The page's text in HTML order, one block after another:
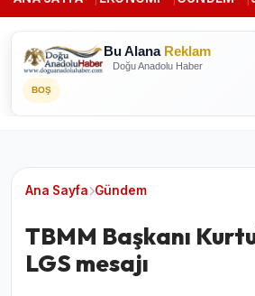
Bu Alana Reklam
Doğu Anadolu Haber
BOŞ
Ana Sayfa Gündem
TBMM Başkanı
LGS mesajı